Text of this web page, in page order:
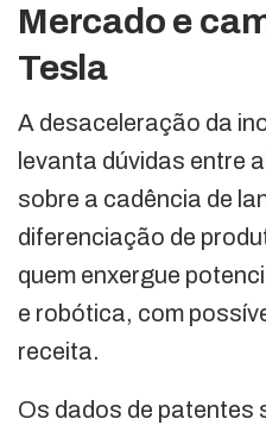
Mercado e
Tesla
A desaceleração da
levanta dúvidas entre
sobre a cadência de
diferenciação de
quem enxergue
e robótica, com
receita.
Os dados de patentes